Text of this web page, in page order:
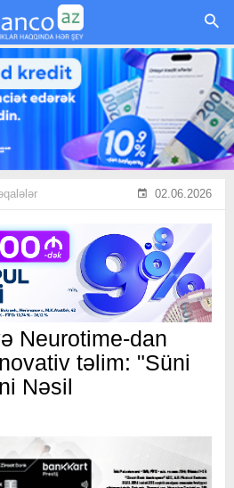
02.06.2026
Neurotime-dan
təlim: "Süni
Nəsil